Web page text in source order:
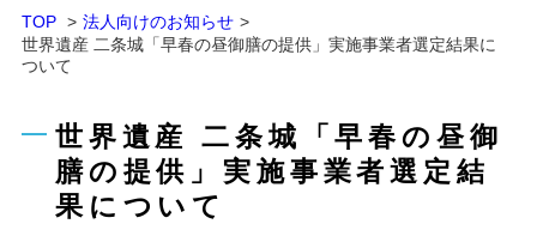
TOP
法人向けのお知らせ
世界遺産 二条城「早春の昼御膳の提供」実施事業者選定結果に
ついて
世界遺産 二条城「早春の昼御
膳の提供」実施事業者選定結
果について